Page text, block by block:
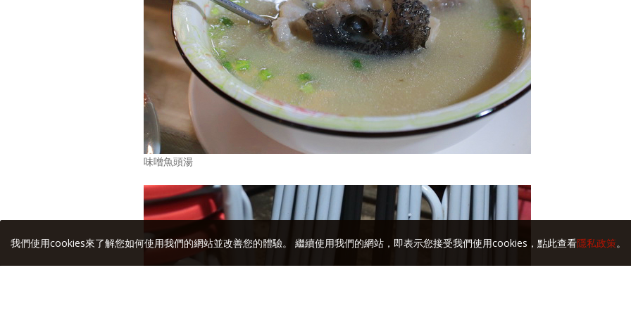
味噌魚頭湯
我們使用cookies來了解您如何使用我們的網站並改善您的體驗。 繼續使用我們的網站，即表示您接受我們使用cookies，點此查看隱私政策。